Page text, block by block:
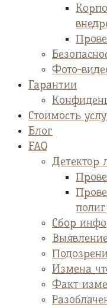
Фото-
Гарантии
Стоимость
Блог
FAQ
Детектор
Сбор
Измена
Факт